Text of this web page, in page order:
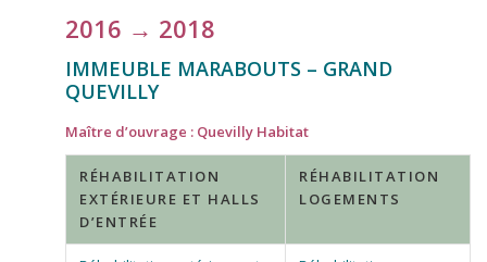
2016 → 2018
IMMEUBLE MARABOUTS – GRAND
QUEVILLY
Maître d’ouvrage : Quevilly Habitat
RÉHABILITATION
EXTÉRIEURE ET HALLS
D’ENTRÉE
RÉHABILITATION
LOGEMENTS